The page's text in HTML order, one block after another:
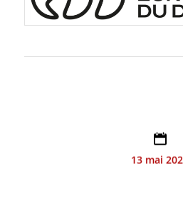
13 mai
13H45 –